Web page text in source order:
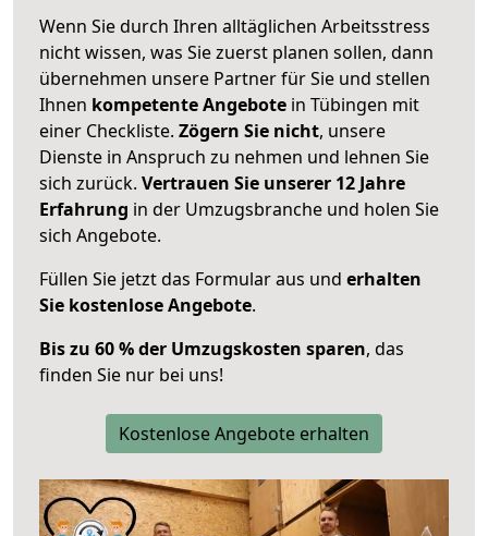
Wenn Sie durch Ihren alltäglichen Arbeitsstress
nicht wissen, was Sie zuerst planen sollen, dann
übernehmen unsere Partner für Sie und stellen
Ihnen kompetente Angebote in Tübingen mit
einer Checkliste. Zögern Sie nicht, unsere
Dienste in Anspruch zu nehmen und lehnen Sie
sich zurück. Vertrauen Sie unserer 12 Jahre
Erfahrung in der Umzugsbranche und holen Sie
sich Angebote.
Füllen Sie jetzt das Formular aus und erhalten
Sie kostenlose Angebote.
Bis zu 60 % der Umzugskosten sparen, das
finden Sie nur bei uns!
Kostenlose Angebote erhalten